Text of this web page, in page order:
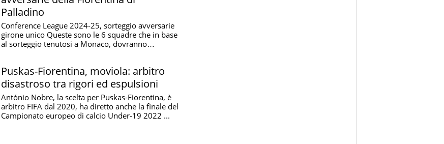
Palladino
Conference League 2024-25, sorteggio avversarie
girone unico Queste sono le 6 squadre che in base
al sorteggio tenutosi a Monaco, dovranno
Puskas-Fiorentina, moviola: arbitro
disastroso tra rigori ed espulsioni
António Nobre, la scelta per Puskas-Fiorentina, è
arbitro FIFA dal 2020, ha diretto anche la finale del
Campionato europeo di calcio Under-19 2022 ...